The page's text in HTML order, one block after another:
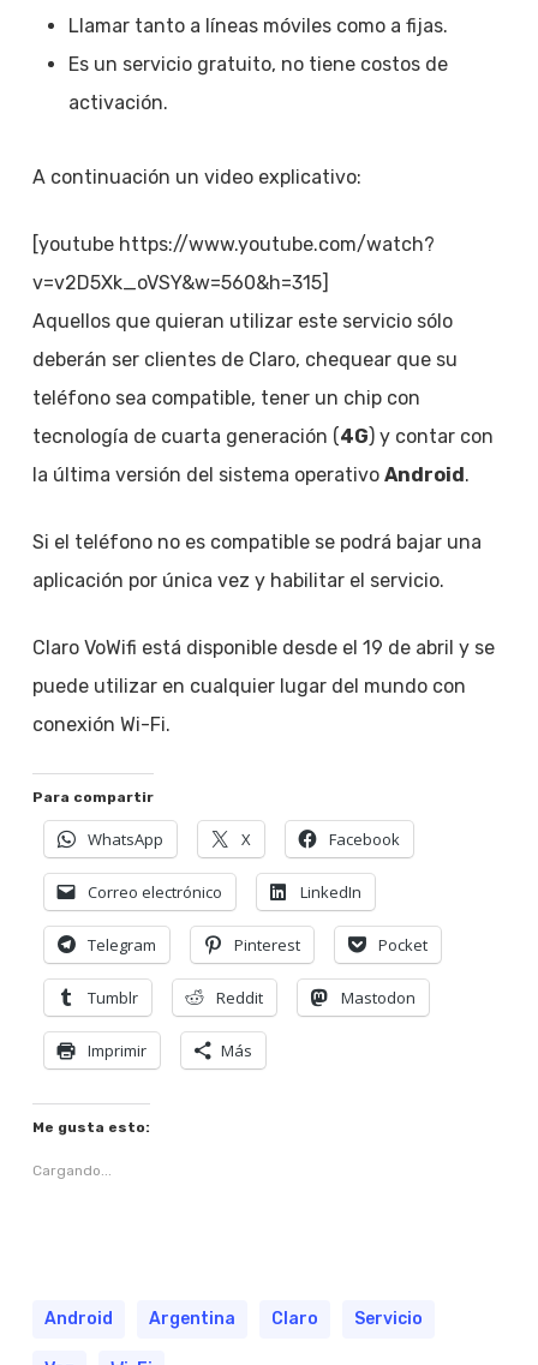
Llamar tanto a líneas móviles como a fijas.
Es un servicio gratuito, no tiene costos de
activación.
A continuación un video explicativo:
[youtube https://www.youtube.com/watch?
v=v2D5Xk_oVSY&w=560&h=315]
Aquellos que quieran utilizar este servicio sólo
deberán ser clientes de Claro, chequear que su
teléfono sea compatible, tener un chip con
tecnología de cuarta generación (4G) y contar con
la última versión del sistema operativo Android.
Si el teléfono no es compatible se podrá bajar una
aplicación por única vez y habilitar el servicio.
Claro VoWifi está disponible desde el 19 de abril y se
puede utilizar en cualquier lugar del mundo con
conexión Wi-Fi.
Para compartir
WhatsApp X Facebook
Correo electrónico LinkedIn
Telegram Pinterest Pocket
Tumblr Reddit Mastodon
Imprimir Más
Me gusta esto:
Cargando...
Android Argentina Claro Servicio